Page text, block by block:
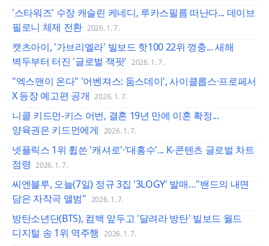
'스타워즈' 수장 캐슬린 케네디, 루카스필름 떠난다... 데이브
필로니 체제 전환 2026. 1. 7.
캣츠아이, '가브리엘라' 빌보드 핫100 22위 껑충... 새해
벽두부터 터진 '글로벌 잭팟' 2026. 1. 7.
"엑스맨이 온다" '어벤져스: 둠스데이', 사이클롭스·프로페서
X 등장 예고편 공개 2026. 1. 7.
니콜 키드먼-키스 어번, 결혼 19년 만에 이혼 확정...
양육권은 키드먼에게 2026. 1. 7.
넷플릭스 1위 휩쓴 '캐셔로'·'대홍수'... K-콘텐츠 글로벌 차트
점령 2026. 1. 7.
씨엔블루, 오늘(7일) 정규 3집 '3LOGY' 발매…"밴드의 내면
담은 자작곡 앨범" 2026. 1. 7.
방탄소년단(BTS), 컴백 앞두고 '달려라 방탄' 빌보드 월드
디지털 송 1위 역주행 2026. 1. 7.